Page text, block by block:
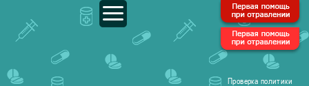
Проверка политики